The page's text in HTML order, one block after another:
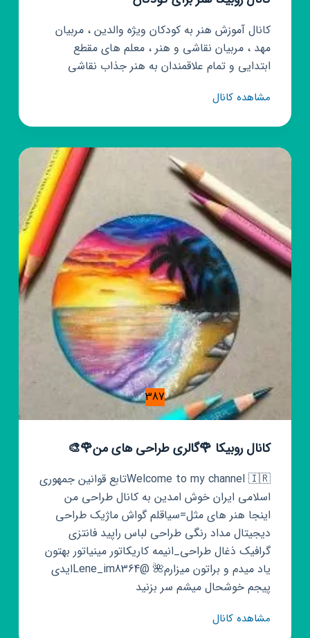
کانال آموزش هنر به کودکان ویژه والدین ، مربیان
مهد ، مربیان نقاشی و هنر ، معلم های مقطع
ابتدایی و تمام علاقمندان به هنر جذاب نقاشی
مشاهده کانالکانال
هنر
برای
کودکان
387
کانال روبیکا 🌹گالری طراحی های من🌹🎨
Welcome to my channel 🇮🇷تابع قوانین جمهوری
اسلامی ایران‌‌‌‌‌‌‌‌‍ خوش امدین به کانال طراحی من
اینجا هنر های مثل=سیاقلم گواش ماژیک طراحی
دیجیتال مداد رنگی طراحی لباس راپید فانتزی
گرافیک ذغال طراحی_انیمه کاریکاتور مینیاتور بهتون
یاد میدم و براتون میزارم🌺 @Lene_im8364ایدی
پیجم خوشحال میشم سر بزنید
مشاهده کانالکانال